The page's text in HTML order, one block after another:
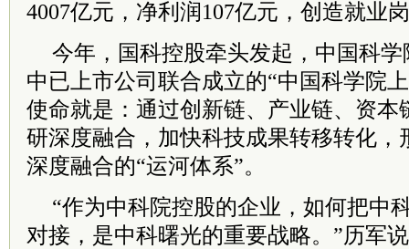
4007亿元，净利润107亿元，创造就业
今年，国科控股牵头发起，中国科
中已上市公司联合成立的“中国科学院
使命就是：通过创新链、产业链、资本
研深度融合，加快科技成果转移转化，
深度融合的“运河体系”。
“作为中科院控股的企业，如何把中
对接，是中科曙光的重要战略。”历军